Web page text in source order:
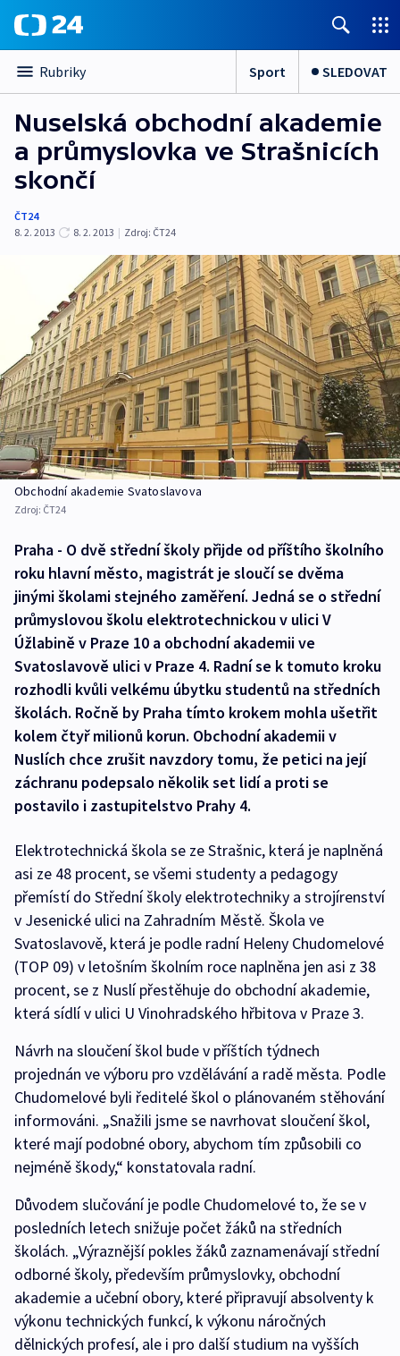
Rubriky Sport SLEDOVAT
Nuselská obchodní akademie
a průmyslovka ve Strašnicích
skončí
ČT24
8. 2. 2013
8. 2. 2013 | Zdroj: ČT24
Obchodní akademie Svatoslavova
Zdroj: ČT24
Praha - O dvě střední školy přijde od příštího školního
roku hlavní město, magistrát je sloučí se dvěma
jinými školami stejného zaměření. Jedná se o střední
průmyslovou školu elektrotechnickou v ulici V
Úžlabině v Praze 10 a obchodní akademii ve
Svatoslavově ulici v Praze 4. Radní se k tomuto kroku
rozhodli kvůli velkému úbytku studentů na středních
školách. Ročně by Praha tímto krokem mohla ušetřit
kolem čtyř milionů korun. Obchodní akademii v
Nuslích chce zrušit navzdory tomu, že petici na její
záchranu podepsalo několik set lidí a proti se
postavilo i zastupitelstvo Prahy 4.
Elektrotechnická škola se ze Strašnic, která je naplněná
asi ze 48 procent, se všemi studenty a pedagogy
přemístí do Střední školy elektrotechniky a strojírenství
v Jesenické ulici na Zahradním Městě. Škola ve
Svatoslavově, která je podle radní Heleny Chudomelové
(TOP 09) v letošním školním roce naplněna jen asi z 38
procent, se z Nuslí přestěhuje do obchodní akademie,
která sídlí v ulici U Vinohradského hřbitova v Praze 3.
Návrh na sloučení škol bude v příštích týdnech
projednán ve výboru pro vzdělávání a radě města. Podle
Chudomelové byli ředitelé škol o plánovaném stěhování
informováni. „Snažili jsme se navrhovat sloučení škol,
které mají podobné obory, abychom tím způsobili co
nejméně škody,“ konstatovala radní.
Důvodem slučování je podle Chudomelové to, že se v
posledních letech snižuje počet žáků na středních
školách. „Výraznější pokles žáků zaznamenávají střední
odborné školy, především průmyslovky, obchodní
akademie a učební obory, které připravují absolventy k
výkonu technických funkcí, k výkonu náročných
dělnických profesí, ale i pro další studium na vyšších